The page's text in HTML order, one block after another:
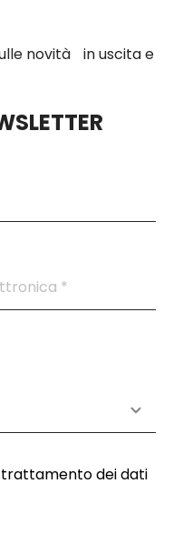
novità in uscita e
dei dati